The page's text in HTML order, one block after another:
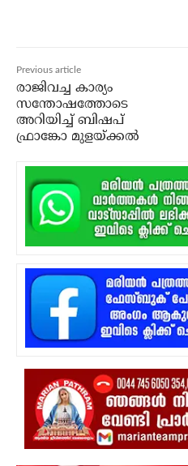
Previous article
രാജിവച്ച കാര്യം
സന്തോഷത്തോടെ
അറിയിച്ച് ബിഷപ്
ഫ്രാങ്കോ മുളയ്ക്കല്‍